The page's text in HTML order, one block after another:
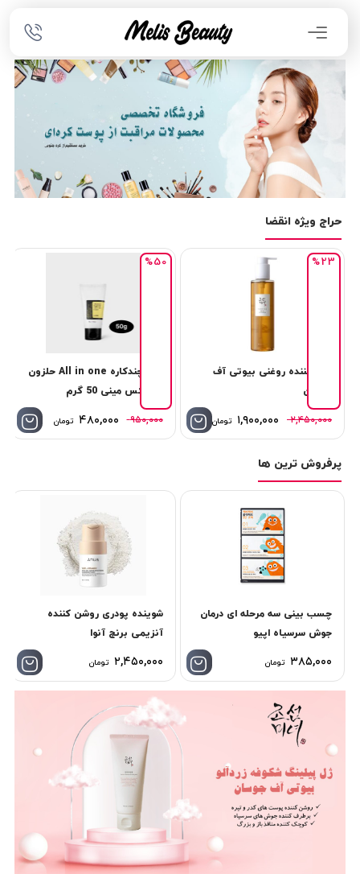
حراج ویژه انقضا
پاک کننده روغنی بیوتی آف
جوسان
۲,۴۵۰,۰۰۰ ۱,۹۰۰,۰۰۰ تومان
%23
کرم چندکاره All in one حلزون
كوزاركس مینی 50 گرم
۹۵۰,۰۰۰ ۴۸۰,۰۰۰ تومان
%50
پرفروش ترین ها
چسب بینی سه مرحله ای درمان
جوش سرسیاه اپیو
۳۸۵,۰۰۰ تومان
شوینده پودری روشن کننده
آنزیمی برنج آنوا
۲,۴۵۰,۰۰۰ تومان